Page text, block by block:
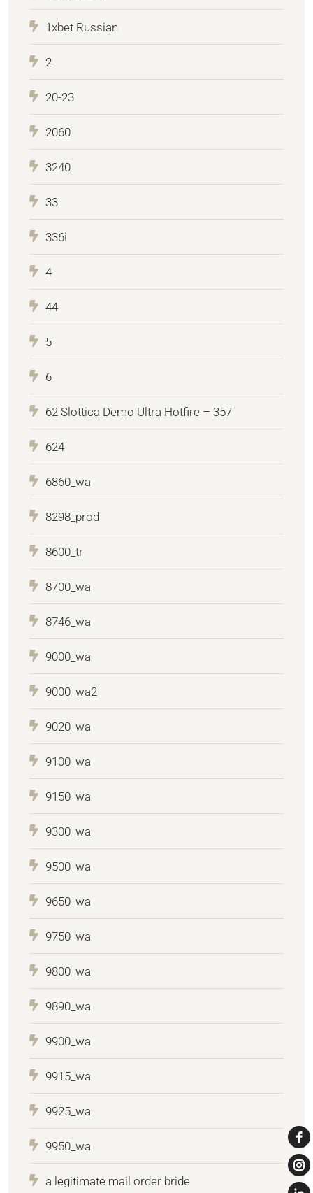
1xbet Russian
2
20-23
2060
3240
33
336i
4
44
5
6
62 Slottica Demo Ultra Hotfire – 357
624
6860_wa
8298_prod
8600_tr
8700_wa
8746_wa
9000_wa
9000_wa2
9020_wa
9100_wa
9150_wa
9300_wa
9500_wa
9650_wa
9750_wa
9800_wa
9890_wa
9900_wa
9915_wa
9925_wa
9950_wa
a legitimate mail order bride